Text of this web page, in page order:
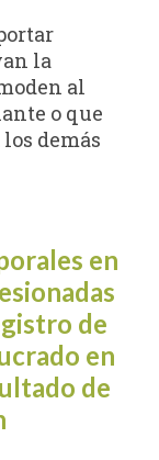
la
al
o que
demás
en
de
en
de